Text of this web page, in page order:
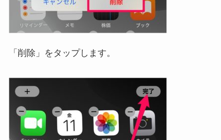
「削除」をタップします。